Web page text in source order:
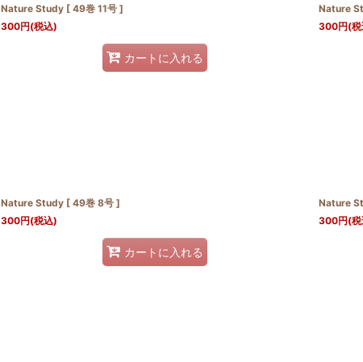
Nature Study [ 49巻 11号 ]
300円(税込)
カートに入れる
Nature
300円(
Nature Study [ 49巻 8号 ]
300円(税込)
カートに入れる
Nature
300円(